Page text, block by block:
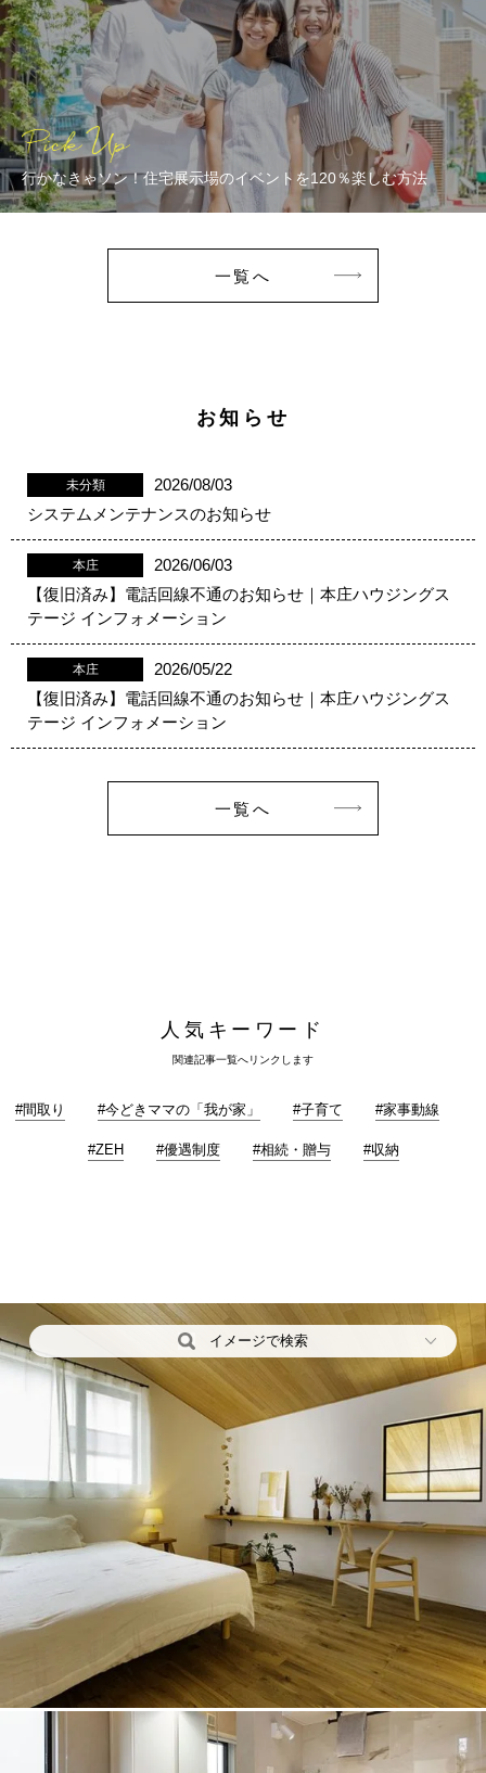
行かなきゃソン！住宅展示場のイベントを120％楽しむ方法
一覧へ
お知らせ
未分類
2026/08/03
システムメンテナンスのお知らせ
本庄
2026/06/03
【復旧済み】電話回線不通のお知らせ｜本庄ハウジングス
テージ インフォメーション
本庄
2026/05/22
【復旧済み】電話回線不通のお知らせ｜本庄ハウジングス
テージ インフォメーション
一覧へ
人気キーワード
関連記事一覧へリンクします
#間取り #今どきママの「我が家」 #子育て #家事動線
#ZEH #優遇制度 #相続・贈与 #収納
イメージで検索